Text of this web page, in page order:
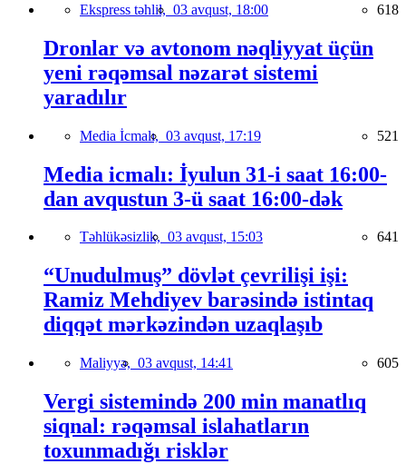
Ekspress təhlil, 03 avqust, 18:00 618
Dronlar və avtonom nəqliyyat üçün
yeni rəqəmsal nəzarət sistemi
yaradılır
Media İcmalı, 03 avqust, 17:19 521
Media icmalı: İyulun 31-i saat 16:00-
dan avqustun 3-ü saat 16:00-dək
Təhlükəsizlik, 03 avqust, 15:03 641
“Unudulmuş” dövlət çevrilişi işi:
Ramiz Mehdiyev barəsində istintaq
diqqət mərkəzindən uzaqlaşıb
Maliyyə, 03 avqust, 14:41 605
Vergi sistemində 200 min manatlıq
siqnal: rəqəmsal islahatların
toxunmadığı risklər